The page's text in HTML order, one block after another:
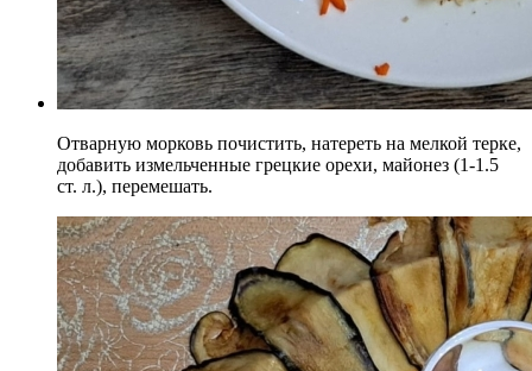
Отварную морковь почистить, натереть на мелкой терке,
добавить измельченные грецкие орехи, майонез (1-1.5
ст. л.), перемешать.